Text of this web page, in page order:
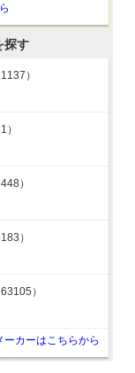
探す
）
）
）
）
63105）
ーカーはこちらから